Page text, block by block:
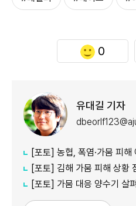
0
유대길 기자
[포토] 농협, 폭염·가뭄 피해
[포토] 김해 가뭄 피해 상황
[포토] 가뭄 대응 양수기 살펴